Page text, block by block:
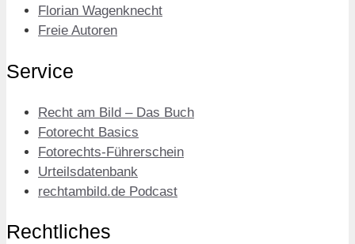
Florian Wagenknecht
Freie Autoren
Service
Recht am Bild – Das Buch
Fotorecht Basics
Fotorechts-Führerschein
Urteilsdatenbank
rechtambild.de Podcast
Rechtliches